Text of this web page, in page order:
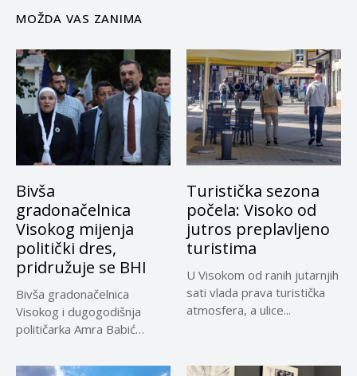
MOŽDA VAS ZANIMA
Bivša
gradonačelnica
Visokog mijenja
politički dres,
pridružuje se BHI
Bivša gradonačelnica
Visokog i dugogodišnja
političarka Amra Babić
Turistička sezona
počela: Visoko od
jutros preplavljeno
turistima
U Visokom od ranih jutarnjih
sati vlada prava turistička
atmosfera, a ulice...